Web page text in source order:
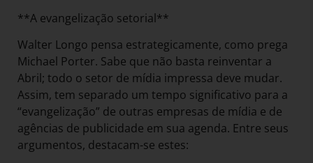
**A evangelização setorial**
Walter Longo pensa estrategicamente, como prega
Michael Porter. Sabe que não basta reinventar a
Abril; todo o setor de mídia impressa deve mudar.
Assim, tem separado um tempo significativo para a
“evangelização” de outras empresas de mídia e de
agências de publicidade em sua agenda. Entre seus
argumentos, destacam-se estes: